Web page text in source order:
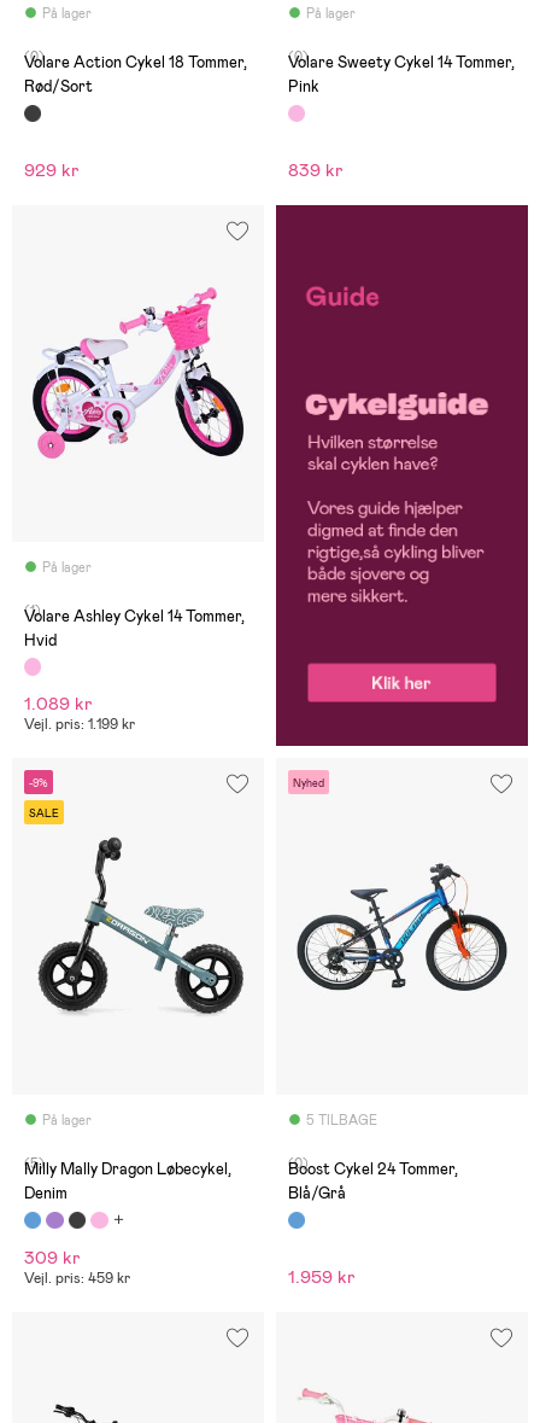
På lager
(0)
Volare Action Cykel 18 Tommer,
Rød/Sort
929 kr
På lager
(0)
Volare Sweety Cykel 14 Tommer,
Pink
839 kr
På lager
(1)
Volare Ashley Cykel 14 Tommer,
Hvid
1.089 kr
Vejl. pris: 1.199 kr
-9%
SALE
På lager
(5)
Milly Mally Dragon Løbecykel,
Denim
309 kr
Vejl. pris: 459 kr
Nyhed
5 TILBAGE
(0)
Boost Cykel 24 Tommer,
Blå/Grå
1.959 kr